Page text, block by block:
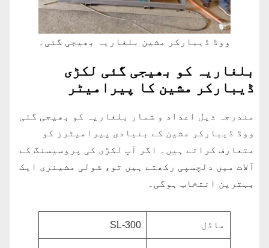
ووڈ ڈیبارکر مشین بلغاریہ بھیجی گئی۔
بلغاریہ کو بھیجی گئی لکڑی
ڈیبارکر مشین کا پیرامیٹر
مندرجہ ذیل اعداد و شمار بلغاریہ کو بھیجی گئی
ووڈ ڈیبارکر مشین کے بنیادی پیرامیٹرز کو
متعارف کراتے ہیں۔ اگر آپ لکڑی کی پروسیسنگ کے
آلات میں دلچسپی رکھتے ہیں تو، شولی مشینری ایک
بہترین انتخاب ہوگی۔
ماڈل SL-300